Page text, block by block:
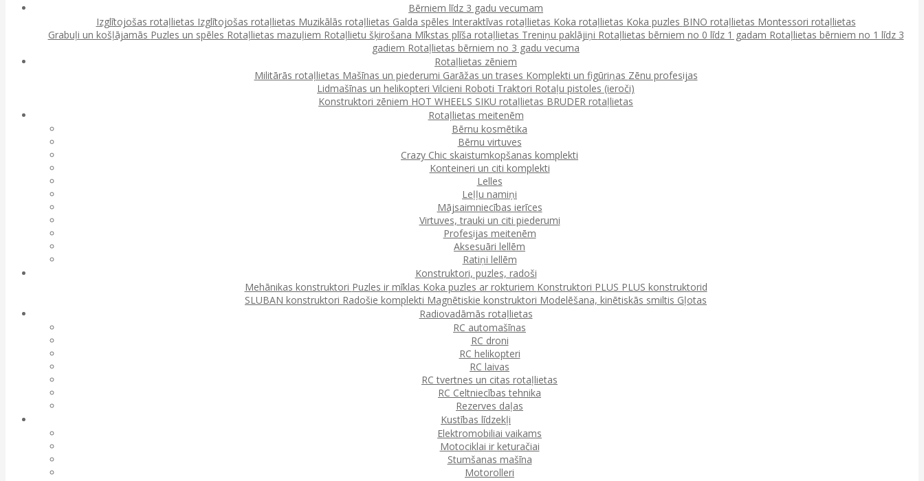
Bērniem līdz 3 gadu vecumam
Izglītojošas rotaļlietas Izglītojošas rotaļlietas Muzikālās rotaļlietas Galda spēles Interaktīvas rotaļlietas Koka rotaļlietas Koka puzles BINO rotaļlietas Montessori rotaļlietas
Grabuļi un košļājamās Puzles un spēles Rotaļlietas mazuļiem Rotaļlietu šķirošana Mīkstas plīša rotaļlietas Treniņu paklājiņi Rotaļlietas bērniem no 0 līdz 1 gadam Rotaļlietas bērniem no 1 līdz 3
gadiem Rotaļlietas bērniem no 3 gadu vecuma
Rotaļlietas zēniem
Militārās rotaļlietas Mašīnas un piederumi Garāžas un trases Komplekti un figūriņas Zēnu profesijas
Lidmašīnas un helikopteri Vilcieni Roboti Traktori Rotaļu pistoles (ieroči)
Konstruktori zēniem HOT WHEELS SIKU rotaļlietas BRUDER rotaļlietas
Rotaļlietas meitenēm
Bērnu kosmētika
Bērnu virtuves
Crazy Chic skaistumkopšanas komplekti
Konteineri un citi komplekti
Lelles
Leļļu namiņi
Mājsaimniecības ierīces
Virtuves, trauki un citi piederumi
Profesijas meitenēm
Aksesuāri lellēm
Ratiņi lellēm
Konstruktori, puzles, radoši
Mehānikas konstruktori Puzles ir mīklas Koka puzles ar rokturiem Konstruktori PLUS PLUS konstruktorid
SLUBAN konstruktori Radošie komplekti Magnētiskie konstruktori Modelēšana, kinētiskās smiltis Gļotas
Radiovadāmās rotaļlietas
RC automašīnas
RC droni
RC helikopteri
RC laivas
RC tvertnes un citas rotaļlietas
RC Celtniecības tehnika
Rezerves daļas
Kustības līdzekļi
Elektromobiliai vaikams
Motociklai ir keturačiai
Stumšanas mašīna
Motorolleri